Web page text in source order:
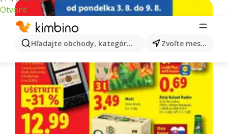
Otvoriť
Hľadajte obchody, kategórie, produkty... Zvoľte mesto